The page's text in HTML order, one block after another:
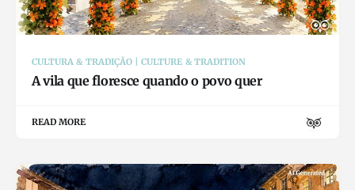
CULTURA & TRADIÇÃO | CULTURE & TRADITION
A vila que floresce quando o povo quer
READ MORE